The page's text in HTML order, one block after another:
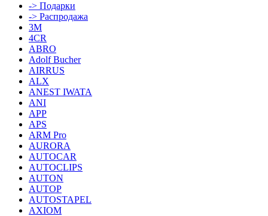
-> Подарки
-> Распродажа
3M
4CR
ABRO
Adolf Bucher
AIRRUS
ALX
ANEST IWATA
ANI
APP
APS
ARM Pro
AURORA
AUTOCAR
AUTOCLIPS
AUTON
AUTOP
AUTOSTAPEL
AXIOM